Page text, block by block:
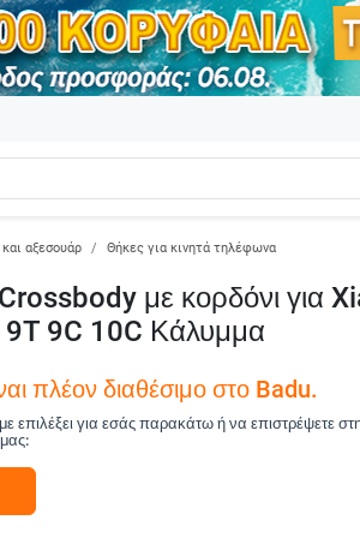
αξεσουάρ Θήκες για κινητά τηλέφωνα
με κορδόνι για
9C 10C Κάλυμμα
πλέον διαθέσιμο στο Badu.
επιλέξει για εσάς παρακάτω ή να επιστρέψετε